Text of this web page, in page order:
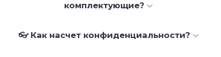
комплектующие?
👓 Как насчет конфиденциальности?